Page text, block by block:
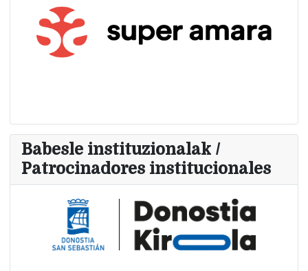
Babesle instituzionalak /
Patrocinadores institucionales